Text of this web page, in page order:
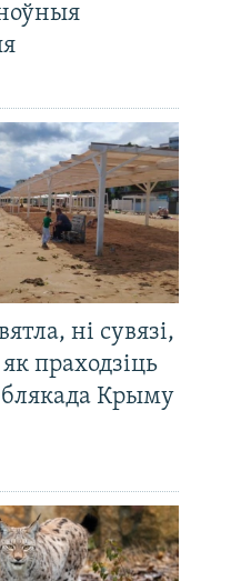
ні сувязі,
праходзіць
блякада Крыму